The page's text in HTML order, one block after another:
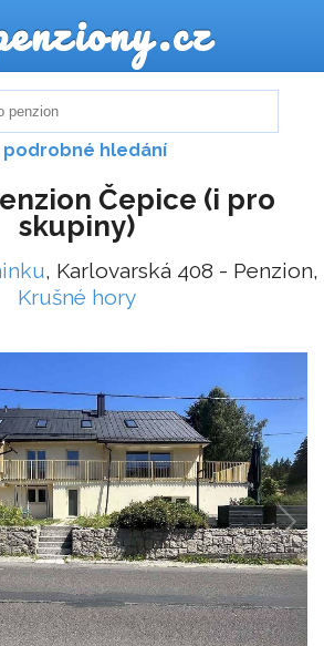
podrobné hledání
Čepice (i pro
skupiny)
, Karlovarská 408 - Penzion,
Krušné hory